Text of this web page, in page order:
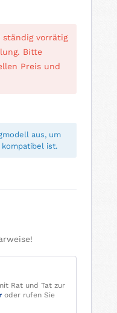
vorrätig
Bitte
Preis und
aus, um
ist.
Rat und Tat zur
oder rufen Sie